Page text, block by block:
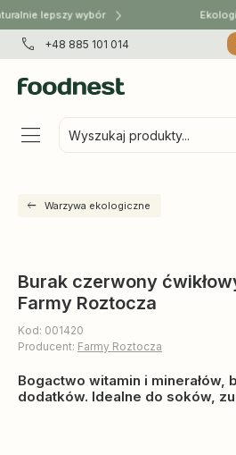
lepszy wybór
+48 885 101 014
Wyszukaj produkty...
Warzywa ekologiczne
Burak czerwony
Farmy Roztocza
Kod: 001420
Producent: Farmy Roztocza
Bogactwo witamin i minerałów,
dodatków. Idealne do soków,